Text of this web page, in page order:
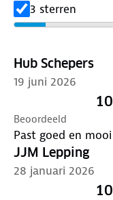
3 sterren
Hub Schepers
19 juni 2026
10
Beoordeeld
Past goed en mooi
JJM Lepping
28 januari 2026
10